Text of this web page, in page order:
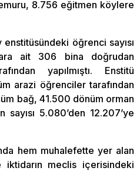
8.756 eğitmen köylere
öğrenci sayısı
ait 306 bina doğrudan
yapılmıştı. Enstitü
arazi öğrenciler tarafından
bağ, 41.500 dönüm orman
5.080’den 12.207’ye
hem muhalefette yer alan
meclis içerisindeki